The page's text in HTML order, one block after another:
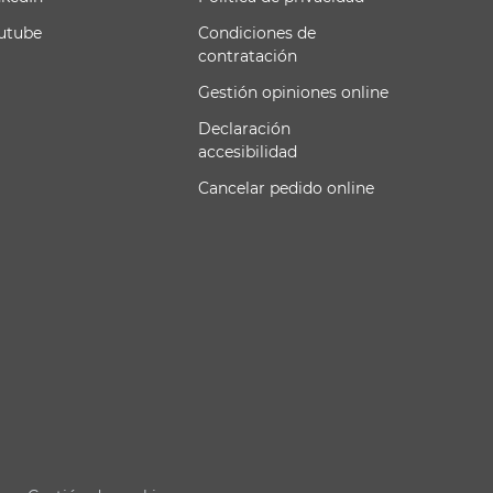
Condiciones de
contratación
Gestión opiniones online
Declaración
accesibilidad
Cancelar pedido online